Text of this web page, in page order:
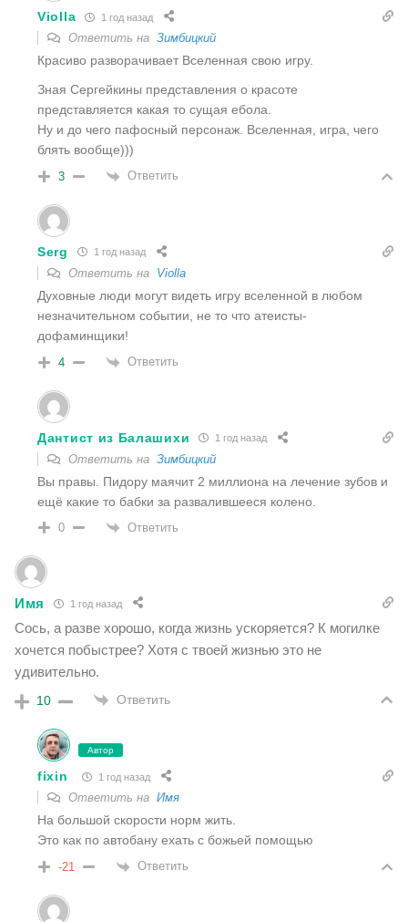
Violla 1 год назад
Ответить на Зимбицкий
Красиво разворачивает Вселенная свою игру.
Зная Сергейкины представления о красоте
представляется какая то сущая ебола.
Ну и до чего пафосный персонаж. Вселенная, игра, чего
блять вообще)))
3 Ответить
Serg 1 год назад
Ответить на Violla
Духовные люди могут видеть игру вселенной в любом
незначительном событии, не то что атеисты-
дофаминщики!
4 Ответить
Дантист из Балашихи 1 год назад
Ответить на Зимбицкий
Вы правы. Пидору маячит 2 миллиона на лечение зубов и
ещё какие то бабки за развалившееся колено.
0 Ответить
Имя 1 год назад
Сось, а разве хорошо, когда жизнь ускоряется? К могилке
хочется побыстрее? Хотя с твоей жизнью это не
удивительно.
10 Ответить
Автор
fixin 1 год назад
Ответить на Имя
На большой скорости норм жить.
Это как по автобану ехать с божьей помощью
-21 Ответить